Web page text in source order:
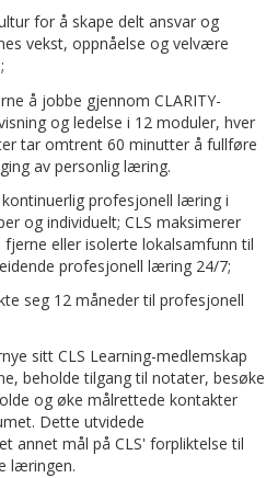
for å skape delt ansvar og
vekst, oppnåelse og velvære
å jobbe gjennom CLARITY-
og ledelse i 12 moduler, hver
tar omtrent 60 minutter å fullføre
av personlig læring.
profesjonell læring i
og individuelt; CLS maksimerer
eller isolerte lokalsamfunn til
profesjonell læring 24/7;
seg 12 måneder til profesjonell
sitt CLS Learning-medlemskap
beholde tilgang til notater, besøke
og øke målrettede kontakter
Dette utvidede
annet mål på CLS' forpliktelse til
læringen.